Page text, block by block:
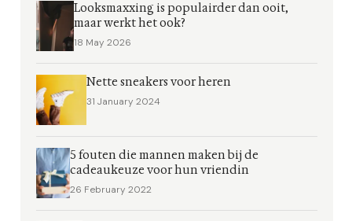
Looksmaxxing is populairder dan ooit,
maar werkt het ook?
18 May 2026
Nette sneakers voor heren
31 January 2024
5 fouten die mannen maken bij de
cadeaukeuze voor hun vriendin
26 February 2022